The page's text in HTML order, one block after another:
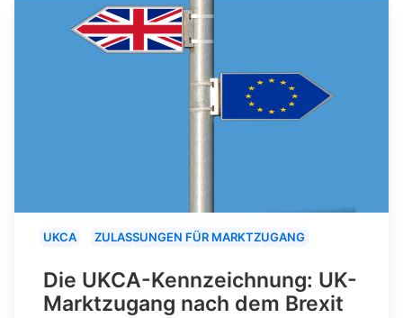
UKCA ZULASSUNGEN FÜR MARKTZUGANG
Die UKCA-Kennzeichnung: UK-
Marktzugang nach dem Brexit